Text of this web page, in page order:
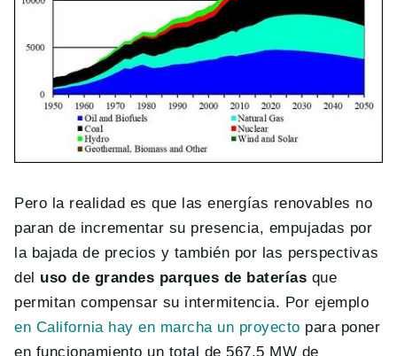
Pero la realidad es que las energías renovables no
paran de incrementar su presencia, empujadas por
la bajada de precios y también por las perspectivas
del uso de grandes parques de baterías que
permitan compensar su intermitencia. Por ejemplo
en California hay en marcha un proyecto para poner
en funcionamiento un total de 567.5 MW de